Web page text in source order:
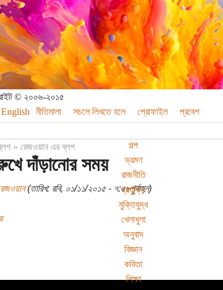
© ২০০৬-২০১৫
English নীতিমালা সচলে লিখতে হলে প্রোফাইল প্রবেশ
গল্প
ভ্রমণ
রাজনীতি
প্রযুক্তি
মুক্তিযুদ্ধ
খেলাধুলা
অনুবাদ
বিজ্ঞান
কবিতা
শিক্ষা
» রেজওয়ান এর ব্লগ
দাঁড়ানোর সময়
(তারিখ: রবি, ০১/১১/২০১৫ - ৭:৫৮পূর্বাহ্ন)